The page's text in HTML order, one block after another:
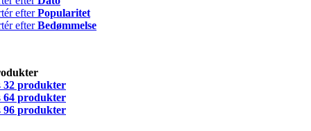
efterPopularitet
efterBedømmelse
32 produkter
64 produkter
96 produkter